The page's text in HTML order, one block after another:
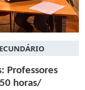
Professores
horas/